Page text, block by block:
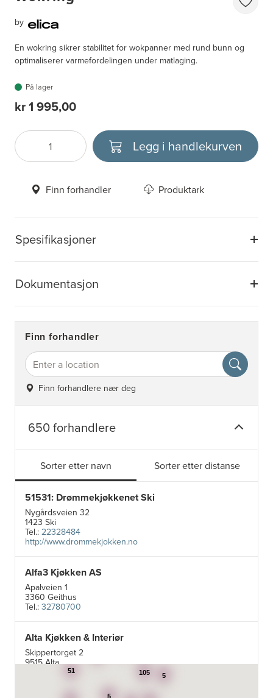
Spesifikasjoner
Dokumentasjon
by
En wokring sikrer stabilitet for wokpanner med rund bunn og
optimaliserer varmefordelingen under matlaging.
På lager
kr 1 995,00
Antall
Velg enhet Legg i handlekurven
Finn forhandler Produktark
Finn forhandler
Finn forhandlere nær deg
650 forhandlere
Sorter etter navn Sorter etter distanse
51531: Drømmekjøkkenet Ski
Nygårdsveien 32
1423 Ski
Tel.: 22328484
http://www.drommekjokken.no
Alfa3 Kjøkken AS
Apalveien 1
3360 Geithus
Tel.: 32780700
Alta Kjøkken & Interiør
Skippertorget 2
9515 Alta
99007242 105
51
5
5